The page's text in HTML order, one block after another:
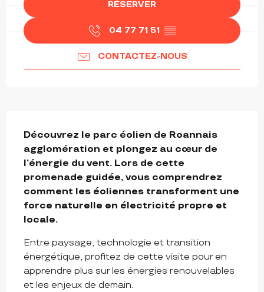
RÉSERVER
04 77 71 51 ▒▒
CONTACTEZ-NOUS
Découvrez le parc éolien de Roannais
agglomération et plongez au cœur de
l’énergie du vent. Lors de cette
promenade guidée, vous comprendrez
comment les éoliennes transforment une
force naturelle en électricité propre et
locale.
Entre paysage, technologie et transition
énergétique, profitez de cette visite pour en
apprendre plus sur les énergies renouvelables
et les enjeux de demain.